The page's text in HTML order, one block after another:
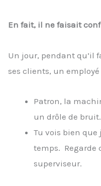
En fait, il ne faisait
Un jour, pendant qu’il
ses clients, un
Patron, la
un drôle de bruit.
Tu vois bien que
temps. Regarde
superviseur.